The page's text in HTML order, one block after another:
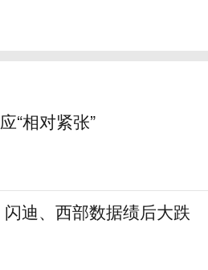
“相对紧张”
迪、西部数据绩后大跌